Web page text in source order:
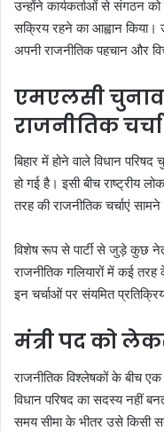
उन्होंने कार्यकर्ताओं से संगठन
सक्रिय रहने का आह्वान किया।
अपनी राजनीतिक पहचान और
एमएलसी
राजनीतिक चर्चा
बिहार में होने वाले विधान
हो गई है। इसी बीच राष्ट्रीय
तरह की राजनीतिक चर्चाएं
विशेष रूप से पार्टी से जुड़े कुछ
राजनीतिक गलियारों में कई तरह
इन चर्चाओं पर संयमित
मंत्री पद को
राजनीतिक विश्लेषकों के बीच एक
विधान परिषद का सदस्य नहीं
समय सीमा के भीतर उसे किसी